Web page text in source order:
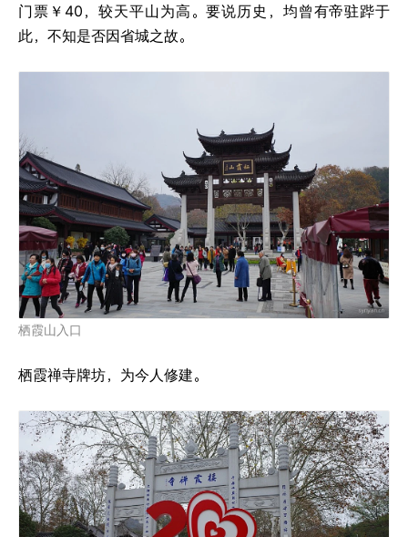
门票￥40，较天平山为高。要说历史，均曾有帝驻跸于
此，不知是否因省城之故。
栖霞山入口
栖霞禅寺牌坊，为今人修建。